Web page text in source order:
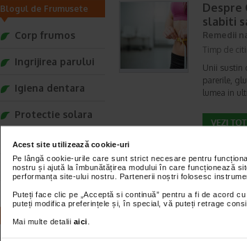
Acest site utilizează cookie-uri
Pe lângă cookie-urile care sunt strict necesare pentru
nostru și ajută la îmbunătățirea modului în care funcționează
performanța site-ului nostru. Partenerii noștri folosesc
Puteți face clic pe „Acceptă si continuă” pentru a fi de acord
puteți modifica preferințele și, în special, vă puteți retrage
Mai multe detalii aici
Despre
slabiti
Remedii
Timp de
Unii sustin
parerile,
lumea in
Pastile
Timp de
Calea
dintre cei
Blogul de Frumusete
Corp frumos
Ingrijirea parului
Igiena dentara
Protectie solara
Ingrijirea tenului
Moda si stil
Secrete de vedete